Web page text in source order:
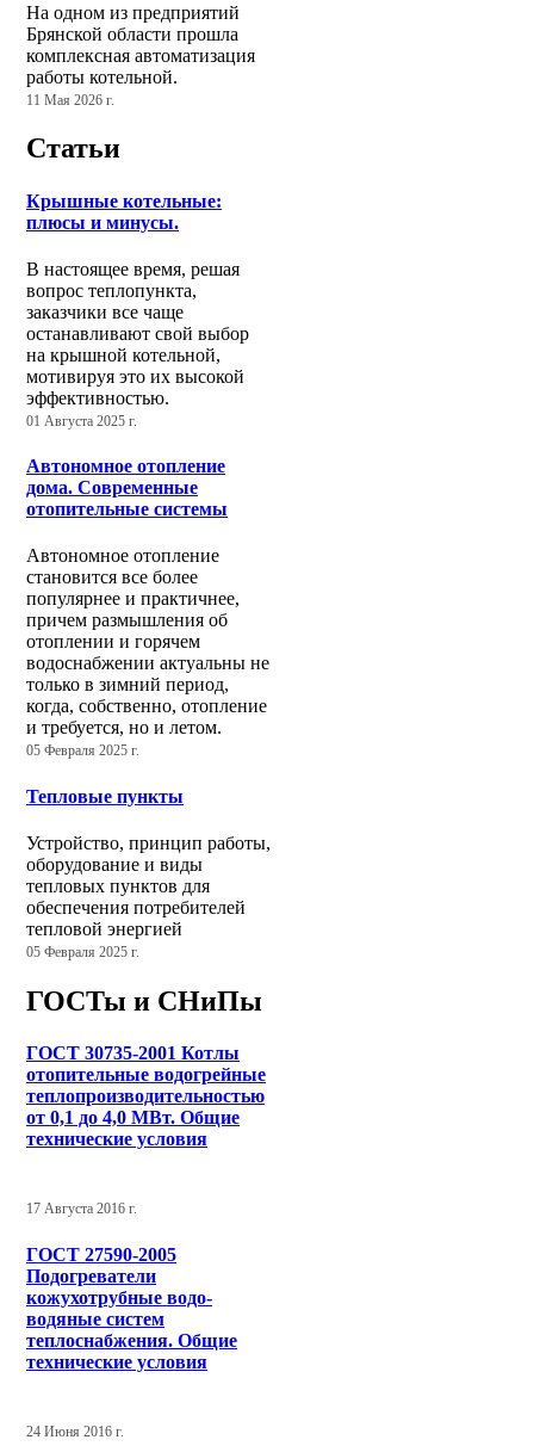
На одном из предприятий
Брянской области прошла
комплексная автоматизация
работы котельной.
11 Мая 2026 г.
Статьи
Крышные котельные:
плюсы и минусы.
В настоящее время, решая
вопрос теплопункта,
заказчики все чаще
останавливают свой выбор
на крышной котельной,
мотивируя это их высокой
эффективностью.
01 Августа 2025 г.
Автономное отопление
дома. Современные
отопительные системы
Автономное отопление
становится все более
популярнее и практичнее,
причем размышления об
отоплении и горячем
водоснабжении актуальны не
только в зимний период,
когда, собственно, отопление
и требуется, но и летом.
05 Февраля 2025 г.
Тепловые пункты
Устройство, принцип работы,
оборудование и виды
тепловых пунктов для
обеспечения потребителей
тепловой энергией
05 Февраля 2025 г.
ГОСТы и СНиПы
ГОСТ 30735-2001 Котлы
отопительные водогрейные
теплопроизводительностью
от 0,1 до 4,0 МВт. Общие
технические условия
17 Августа 2016 г.
ГОСТ 27590-2005
Подогреватели
кожухотрубные водо-
водяные систем
теплоснабжения. Общие
технические условия
24 Июня 2016 г.